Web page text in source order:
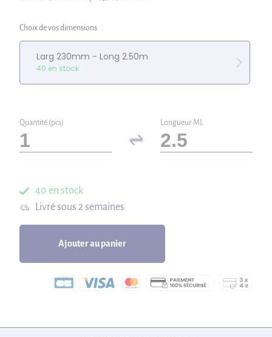
Choix de vos dimensions
Larg 230mm - Long 2.50m
40 en stock
Quantité (pcs) Longueur ML
40 en stock
Livré sous 2 semaines
Ajouter au panier